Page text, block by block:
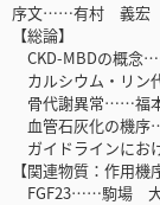
序文……有村 義宏
【総論】
CKD-MBDの概
カルシウム・リ
骨代謝異常……福
血管石灰化の
ガイドラインに
【関連物質：作用機
FGF23……駒場